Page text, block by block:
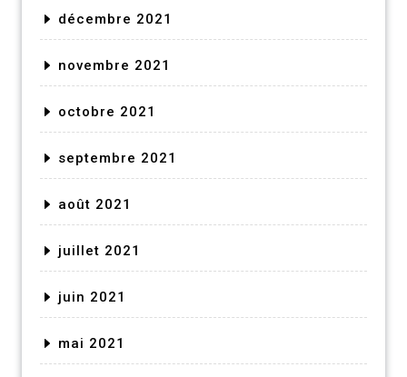
décembre 2021
novembre 2021
octobre 2021
septembre 2021
août 2021
juillet 2021
juin 2021
mai 2021